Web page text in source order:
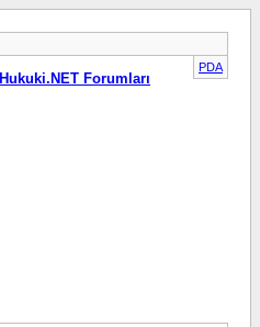
PDA
Hukuki.NET Forumları